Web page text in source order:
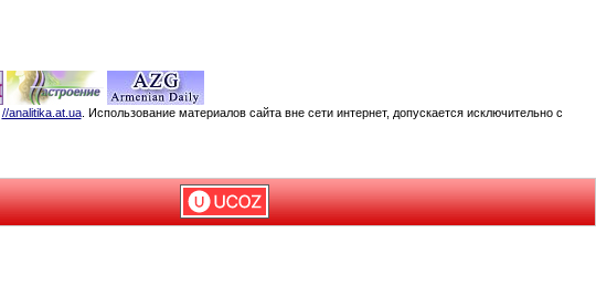
//analitika.at.ua. Использование материалов сайта вне сети интернет, допускается исключительно с